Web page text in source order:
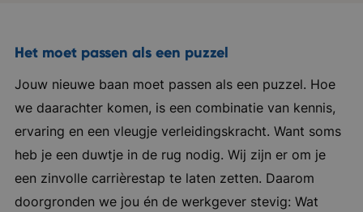
Het moet passen als een puzzel
Jouw nieuwe baan moet passen als een puzzel. Hoe
we daarachter komen, is een combinatie van kennis,
ervaring en een vleugje verleidingskracht. Want soms
heb je een duwtje in de rug nodig. Wij zijn er om je
een zinvolle carrièrestap te laten zetten. Daarom
doorgronden we jou én de werkgever stevig: Wat